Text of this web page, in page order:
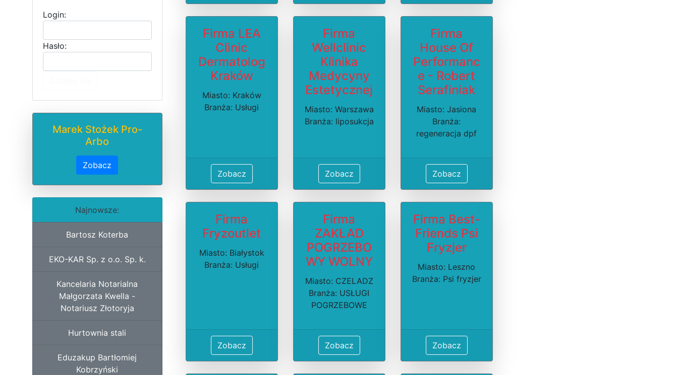
Login:
Hasło:
Marek Stożek Pro-
Arbo
Zobacz
Najnowsze:
Bartosz Koterba
EKO-KAR Sp. z o.o. Sp. k.
Kancelaria Notarialna
Małgorzata Kwella -
Notariusz Złotoryja
Hurtownia stali
Eduzakup Bartłomiej
Kobrzyński
Firma LEA
Clinic
Dermatolog
Kraków
Miasto: Kraków
Branża: Usługi
Zobacz
Firma
Wellclinic
Klinika
Medycyny
Estetycznej
Miasto: Warszawa
Branża: liposukcja
Zobacz
Firma
House Of
Performanc
e - Robert
Serafiniak
Miasto: Jasiona
Branża:
regeneracja dpf
Zobacz
Firma
Fryzoutlet
Miasto: Białystok
Branża: Usługi
Zobacz
Firma
ZAKŁAD
POGRZEBO
WY WOLNY
Miasto: CZELADZ
Branża: USŁUGI
POGRZEBOWE
Zobacz
Firma Best-
Friends Psi
Fryzjer
Miasto: Leszno
Branża: Psi fryzjer
Zobacz